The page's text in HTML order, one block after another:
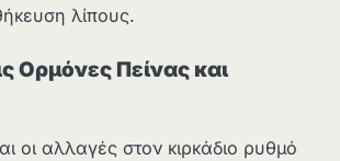
λίπους.
Ορμόνες Πείνας και
οι αλλαγές στον κιρκάδιο ρυθμό